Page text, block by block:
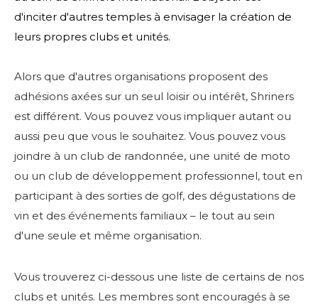
d'inciter d'autres temples à envisager la création de
leurs propres clubs et unités.
Alors que d'autres organisations proposent des
adhésions axées sur un seul loisir ou intérêt, Shriners
est différent. Vous pouvez vous impliquer autant ou
aussi peu que vous le souhaitez. Vous pouvez vous
joindre à un club de randonnée, une unité de moto
ou un club de développement professionnel, tout en
participant à des sorties de golf, des dégustations de
vin et des événements familiaux – le tout au sein
d'une seule et même organisation.
Vous trouverez ci-dessous une liste de certains de nos
clubs et unités. Les membres sont encouragés à se